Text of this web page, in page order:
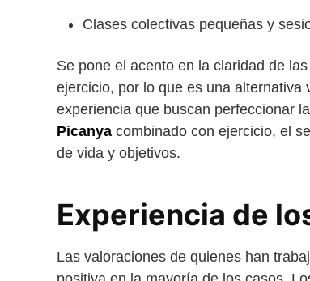
Clases colectivas pequeñas y
Se pone el acento en la claridad de
ejercicio, por lo que es una
experiencia que buscan perfeccionar
Picanya combinado con ejercicio, el
de vida y objetivos.
Experiencia de
Las valoraciones de quienes han